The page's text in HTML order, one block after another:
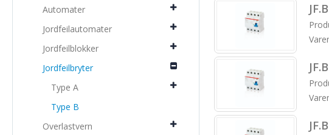
Automater
Jordfeilautomater
Jordfeilblokker
Jordfeilbryter
Type A
Type B
Overlastvern